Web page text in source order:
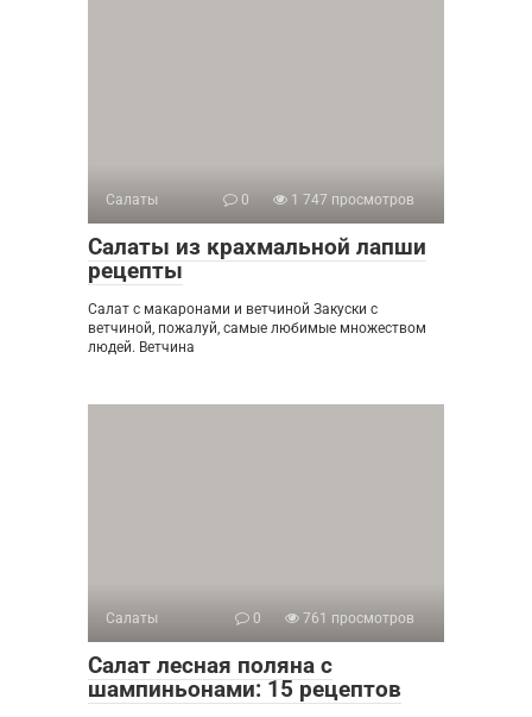
Салаты 0 1 747 просмотров
Салаты из крахмальной лапши
рецепты
Салат с макаронами и ветчиной Закуски с
ветчиной, пожалуй, самые любимые множеством
людей. Ветчина
Салаты 0 761 просмотров
Салат лесная поляна с
шампиньонами: 15 рецептов